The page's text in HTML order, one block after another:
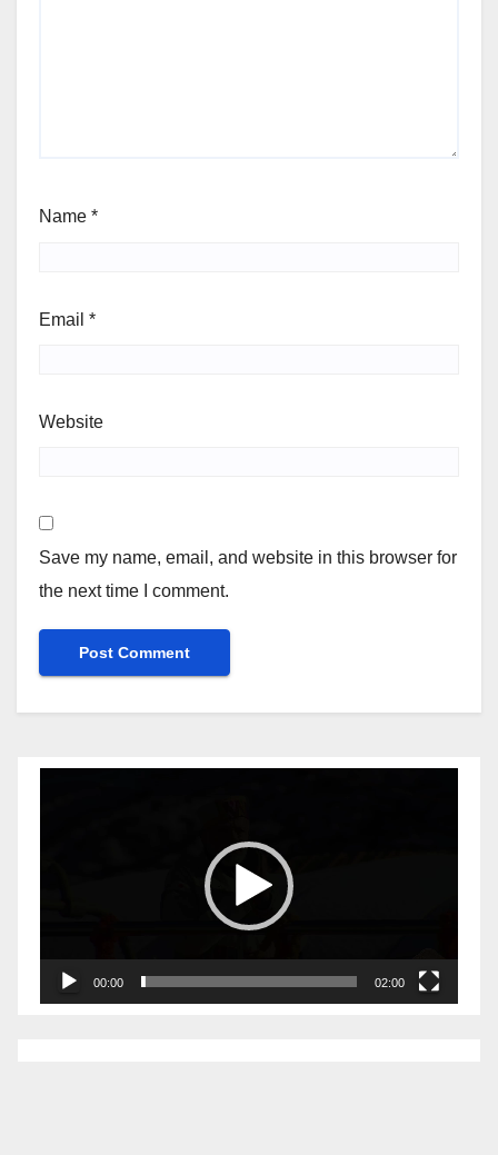
Name *
Email *
Website
Save my name, email, and website in this browser for
the next time I comment.
00:00 02:00